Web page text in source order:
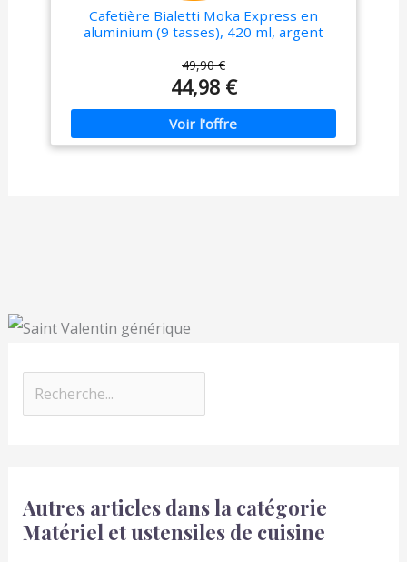
Cafetière Bialetti Moka Express en
aluminium (9 tasses), 420 ml, argent
49,90 €
44,98 €
Autres articles dans la catégorie
Matériel et ustensiles de cuisine